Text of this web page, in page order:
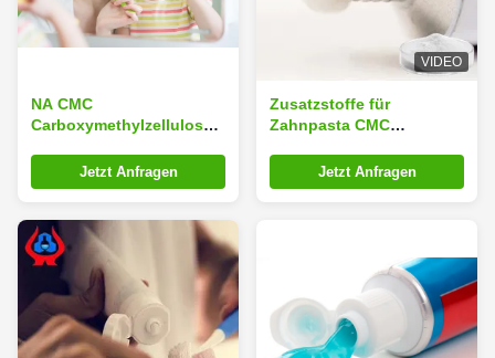
NA CMC
Carboxymethylzellulose
ZahnpastaJetzt Anfragen
VIDEO
Zusatzstoffe für
Zahnpasta CMC
Jetzt Anfragen